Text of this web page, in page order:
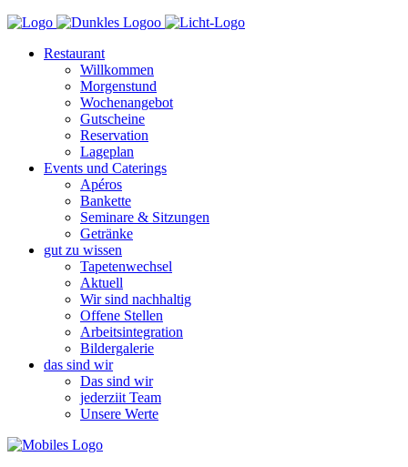
Restaurant
Willkommen
Morgenstund
Wochenangebot
Gutscheine
Reservation
Lageplan
Events und Caterings
Apéros
Bankette
Seminare & Sitzungen
Getränke
gut zu wissen
Tapetenwechsel
Aktuell
Wir sind nachhaltig
Offene Stellen
Arbeitsintegration
Bildergalerie
das sind wir
Das sind wir
jederziit Team
Unsere Werte